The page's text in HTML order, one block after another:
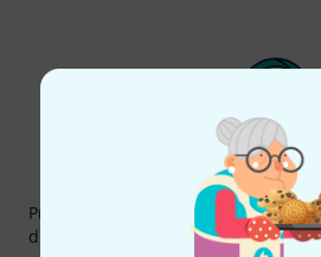
Thomann
Prenumererar på Thomanns
du kan med lite tur vinna en50